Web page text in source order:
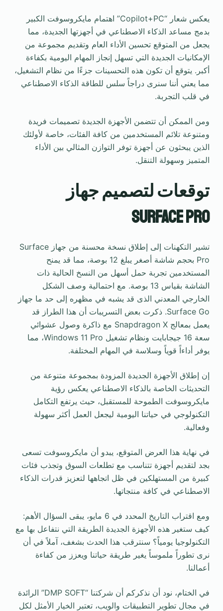
يعكس شعار “Copilot+PC” اهتمام مايكروسوفت الكبير
بدمج مساعد الذكاء الاصطناعي في أجهزتها الجديدة، مما
يجعل من المتوقع تحسين الأداء العام وتقديم مجموعة من
الإمكانيات الجديدة التي تسهل إنجاز المهام اليومية بكفاءة
أكبر. يتوقع أن تكون هذه التحسينات جزءًا من نظام التشغيل،
مما يعني أننا سنرى دراجاً سلس للطاقة الذكاء الاصطناعي
في قلب التجربة.
ومن الممكن أن تتضمن الأجهزة الجديدة تصميمات فريدة
ومتنوعة تلائم المستخدمين من كافة الفئات، خاصة لأولئك
الذين يبحثون عن أجهزة توفر التوازن المثالي بين الأداء
المتميز وسهولة التنقل.
توقعات لتصميم جهاز
Surface Pro
تشير التكهنات إلى إطلاق نسخة محسنة من جهاز Surface
Pro بحجم شاشة أصغر يبلغ 12 بوصة، مما قد يمنح
المستخدمين تجربة حمل أسهل من النسخ الحالية ذات
الشاشة بقياس 13 بوصة. مع احتمالية وصف الشكل
الخارجي المعدني الذى قد يشبه في مظهره إلى حد ما جهاز
Surface Go. ذكرت بعض التسريبات أن هذا الطراز قد
يعمل بمعالج Snapdragon X مع ذاكرة وصول عشوائي
سعة 16 جيجابايت ونظام تشغيل Windows 11 Pro، مما
يوفر أداءاً قوياً وسلاسة في المهام المختلفة.
إن إطلاق الأجهزة الجديدة المزودة بمجموعة متنوعة من
التحديثات الخاصة بالذكاء الاصطناعي يعكس رؤية
مايكروسوفت الطموحة للمستقبل، حيث يرتفع التكامل
التكنولوجي في حياتنا اليومية ليجعل العمل أكثر سهولة
وفعالية.
في نهاية هذا العرض المتوقع، يبدو أن مايكروسوفت تسعى
بجد لتقديم أجهزة تتناسب مع تطلعات السوق وتجذب فئات
كبيرة من المستهلكين في ظل اتجاهها لتعزيز قدرات الذكاء
الاصطناعي في كافة منتجاتها.
ومع اقتراب التاريخ المحدد في 6 مايو، يبقى السؤال الأهم:
كيف ستغير هذه الأجهزة الجديدة الطريقة التي نتفاعل بها مع
التكنولوجيا يومياً؟ سنترقب هذا الحدث بشغف، آملاً في أن
نرى تطوراً ملموساً يغير طريقة حياتنا ويعزز من كفاءة
أعمالنا.
في الختام، نود أن نذكركم أن شركتنا “DMP SOFT” الرائدة
في مجال تطوير التطبيقات والويب، تعتبر الخيار الأمثل لكل